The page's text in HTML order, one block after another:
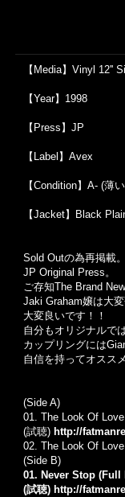
【Media】Vinyl 12''
【Year】1998
【Press】JP
【Label】Avex
【Condition】A- (薄
【Jacket】Black
Sold Outの為再掲載
JP Original Press。
ご存知The Brand
Jaki Graham嬢は大
大変良いです！！
自分もオリジナルで
カップリングには
自信を持ってオスス
(Side A)
01. The Look Of
(試聴) http://
02. The Look Of
(Side B)
01. Never Stop
(試聴) http://